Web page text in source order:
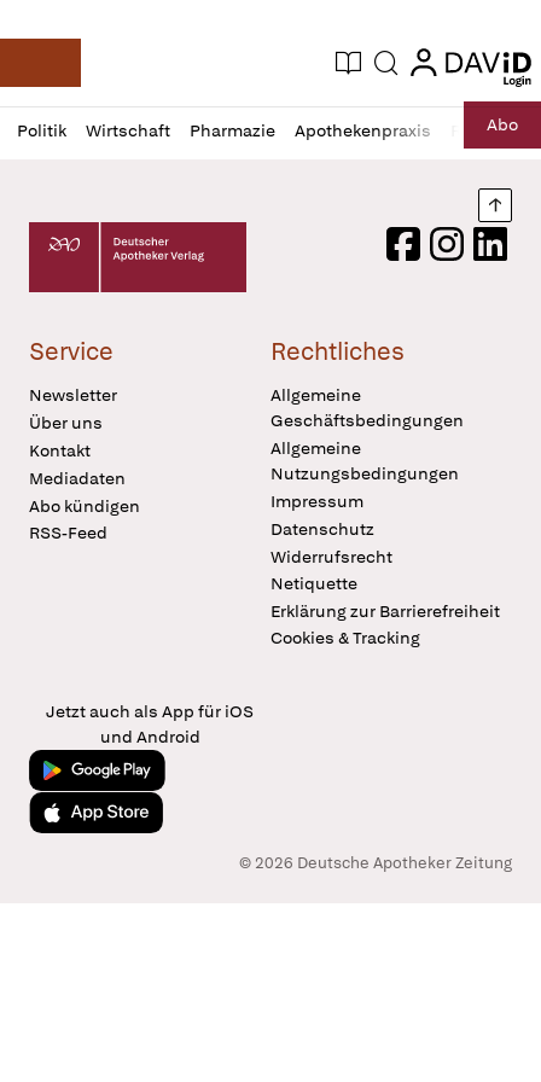
Deutsche Apotheker Zeitung
Aktuelle Ausgabe
Suche login
login
Politik Wirtschaft Pharmazie Apothekenpraxis RechtAbo
Profil
öffnen
Daz
Pur
Deutscher Apotheker Verlag Logo
FacebookInstagram
Service
Newsletter
Über uns
Kontakt
Mediadaten
Abo kündigen
RSS-Feed
Rechtliches
Allgemeine
Geschäftsbedingungen
Allgemeine
Nutzungsbedingungen
Impressum
Datenschutz
Widerrufsrecht
Netiquette
Erklärung zur Barrierefreiheit
Cookies & Tracking
Jetzt auch als App für iOS
und Android
Jetzt bei Google Play
Laden im App Store
© 2026 Deutsche Apotheker Zeitung